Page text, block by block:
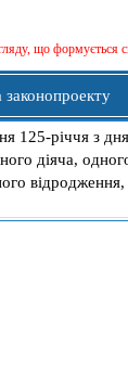
що формується
законопроекту
125-річчя з
діяча,